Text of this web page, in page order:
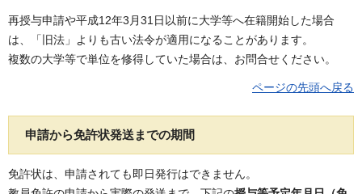
再授与申請や平成12年3月31日以前に大学等へ在籍開始した場合
は、「旧法」よりも古い法令が適用になることがあります。
複数の大学等で単位を修得していた場合は、お問合せください。
ページの先頭へ戻る
申請から免許状発送までの期間
免許状は、申請されても即日発行はできません。